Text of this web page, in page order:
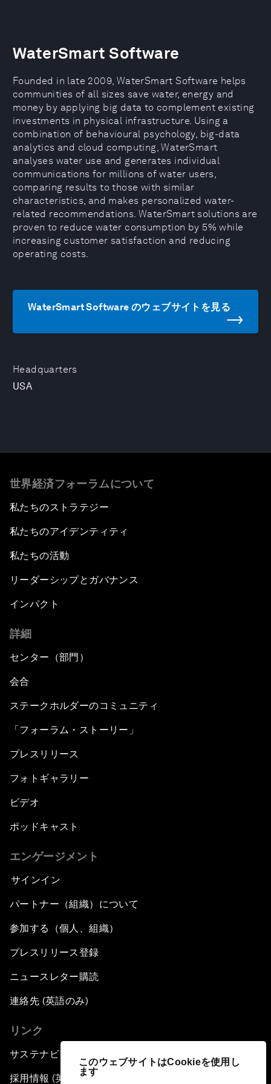
このウェブサイトはCookieを使用し
ます
Headquarters
USA
WaterSmart Software
Founded in late 2009, WaterSmart Software helps
communities of all sizes save water, energy and
money by applying big data to complement existing
investments in physical infrastructure. Using a
combination of behavioural psychology, big-data
analytics and cloud computing, WaterSmart
analyses water use and generates individual
communications for millions of water users,
comparing results to those with similar
characteristics, and makes personalized water-
related recommendations. WaterSmart solutions are
proven to reduce water consumption by 5% while
increasing customer satisfaction and reducing
operating costs.
WaterSmart Software のウェブサイトを見る
世界経済フォーラムについて
私たちのストラテジー
私たちのアイデンティティ
私たちの活動
リーダーシップとガバナンス
インパクト
詳細
センター（部門）
会合
ステークホルダーのコミュニティ
「フォーラム・ストーリー」
プレスリリース
フォトギャラリー
ビデオ
ポッドキャスト
エンゲージメント
サインイン
パートナー（組織）について
参加する（個人、組織）
プレスリリース登録
ニュースレター購読
連絡先 (英語のみ)
リンク
サステナビリティへの取り組み
採用情報 (英語のみ)